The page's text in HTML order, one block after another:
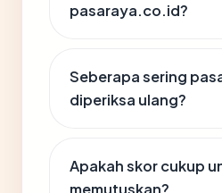
pasaraya.co.id?
Seberapa sering
diperiksa ulang?
Apakah skor cukup
memutuskan?